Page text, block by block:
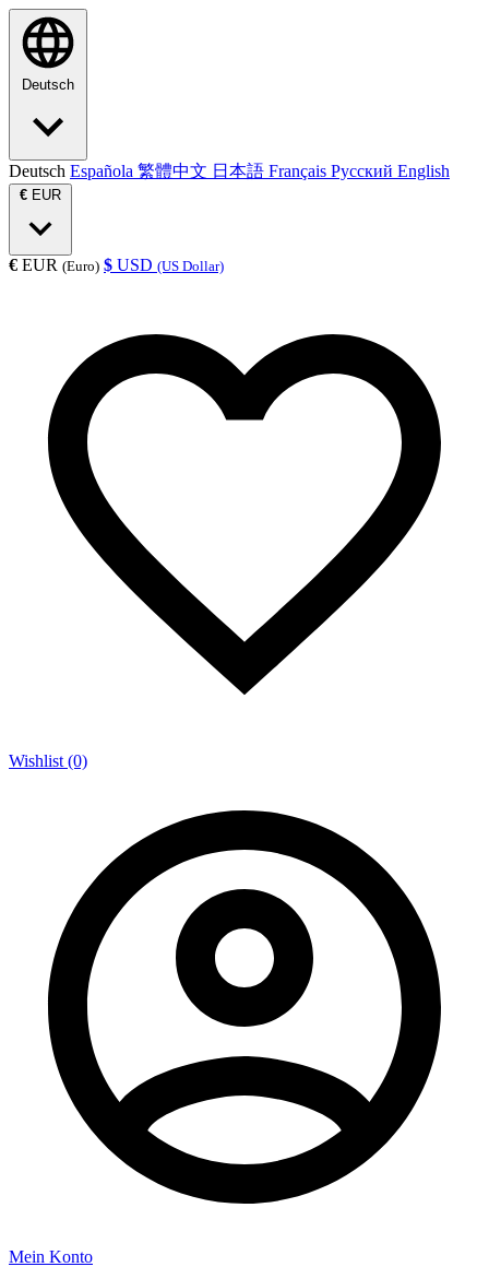
Deutsch
Deutsch Española 繁體中文 日本語 Français Русский English
€ EUR
€ EUR (Euro) $ USD (US Dollar)
Wishlist (0)
Mein Konto